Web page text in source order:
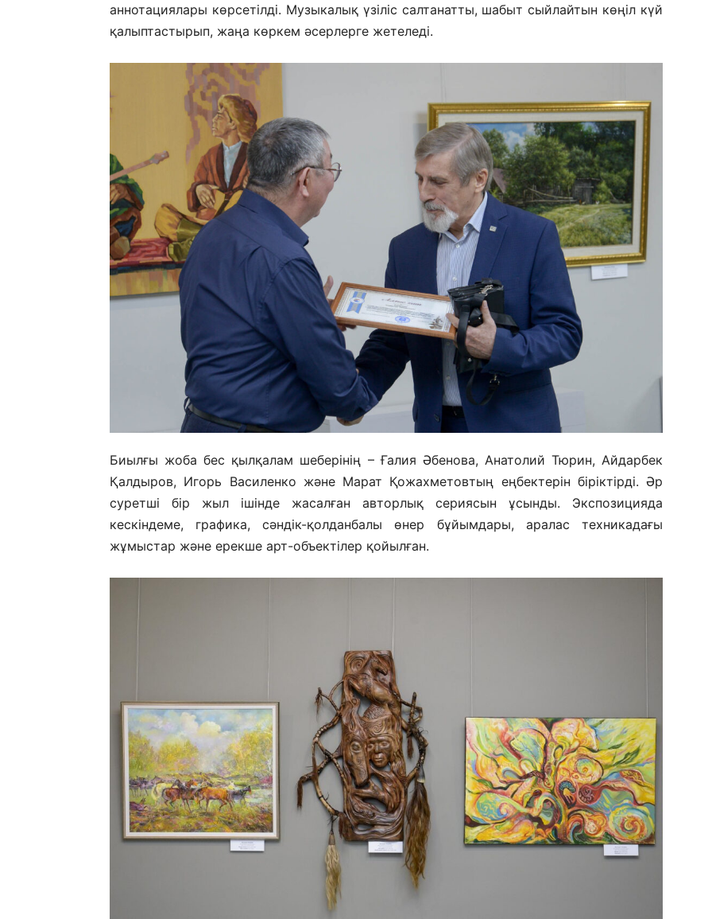
аннотациялары көрсетілді. Музыкалық үзіліс салтанатты, шабыт сыйлайтын көңіл күй
қалыптастырып, жаңа көркем әсерлерге жетеледі.
Биылғы жоба бес қылқалам шеберінің – Ғалия Әбенова, Анатолий Тюрин, Айдарбек
Қалдыров, Игорь Василенко және Марат Қожахметовтың еңбектерін біріктірді. Әр
суретші бір жыл ішінде жасалған авторлық сериясын ұсынды. Экспозицияда
кескіндеме, графика, сәндік-қолданбалы өнер бұйымдары, аралас техникадағы
жұмыстар және ерекше арт-объектілер қойылған.